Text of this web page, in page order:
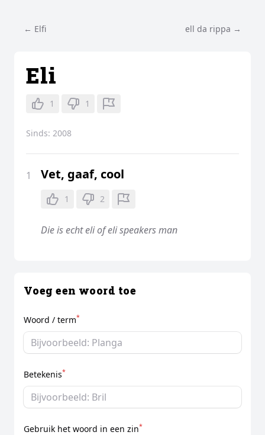
← Elfi ell da rippa →
Eli
1 1
Sinds: 2008
1 Vet, gaaf, cool
1 2
Die is echt eli of eli speakers man
Voeg een woord toe
Woord / term*
Betekenis*
Gebruik het woord in een zin*